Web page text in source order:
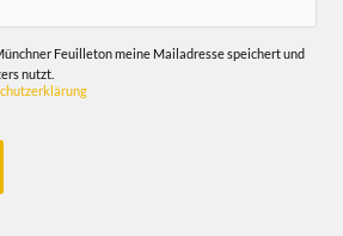
Feuilleton meine Mailadresse speichert und
nutzt.